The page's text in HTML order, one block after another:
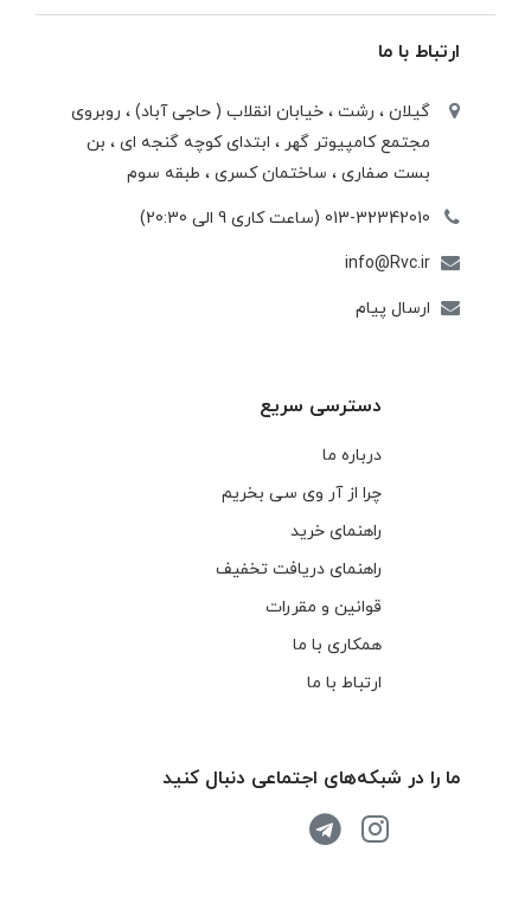
ارتباط با ما
گیلان ، رشت ، خيابان انقلاب ( حاجی آباد) ، روبروی
مجتمع كامپيوتر گهر ، ابتدای كوچه گنجه ای ، بن
بست صفاری ، ساختمان كسری ، طبقه سوم
013-32342010 (ساعت کاری 9 الی 20:30)
info@Rvc.ir
ارسال پیام
دسترسی سریع
درباره ما
چرا از آر وی سی بخریم
راهنمای خرید
راهنمای دریافت تخفیف
قوانین و مقررات
همکاری با ما
ارتباط با ما
ما را در شبکه‌های اجتماعی دنبال کنید